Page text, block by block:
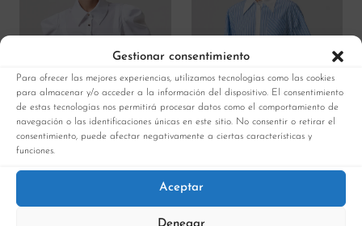
Gestionar consentimiento
Para ofrecer las mejores experiencias, utilizamos tecnologías como las cookies
para almacenar y/o acceder a la información del dispositivo. El consentimiento
de estas tecnologías nos permitirá procesar datos como el comportamiento de
navegación o las identificaciones únicas en este sitio. No consentir o retirar el
consentimiento, puede afectar negativamente a ciertas características y
funciones.
Aceptar
Camisa corta confeccionada
Camisa ajustada con rayas –